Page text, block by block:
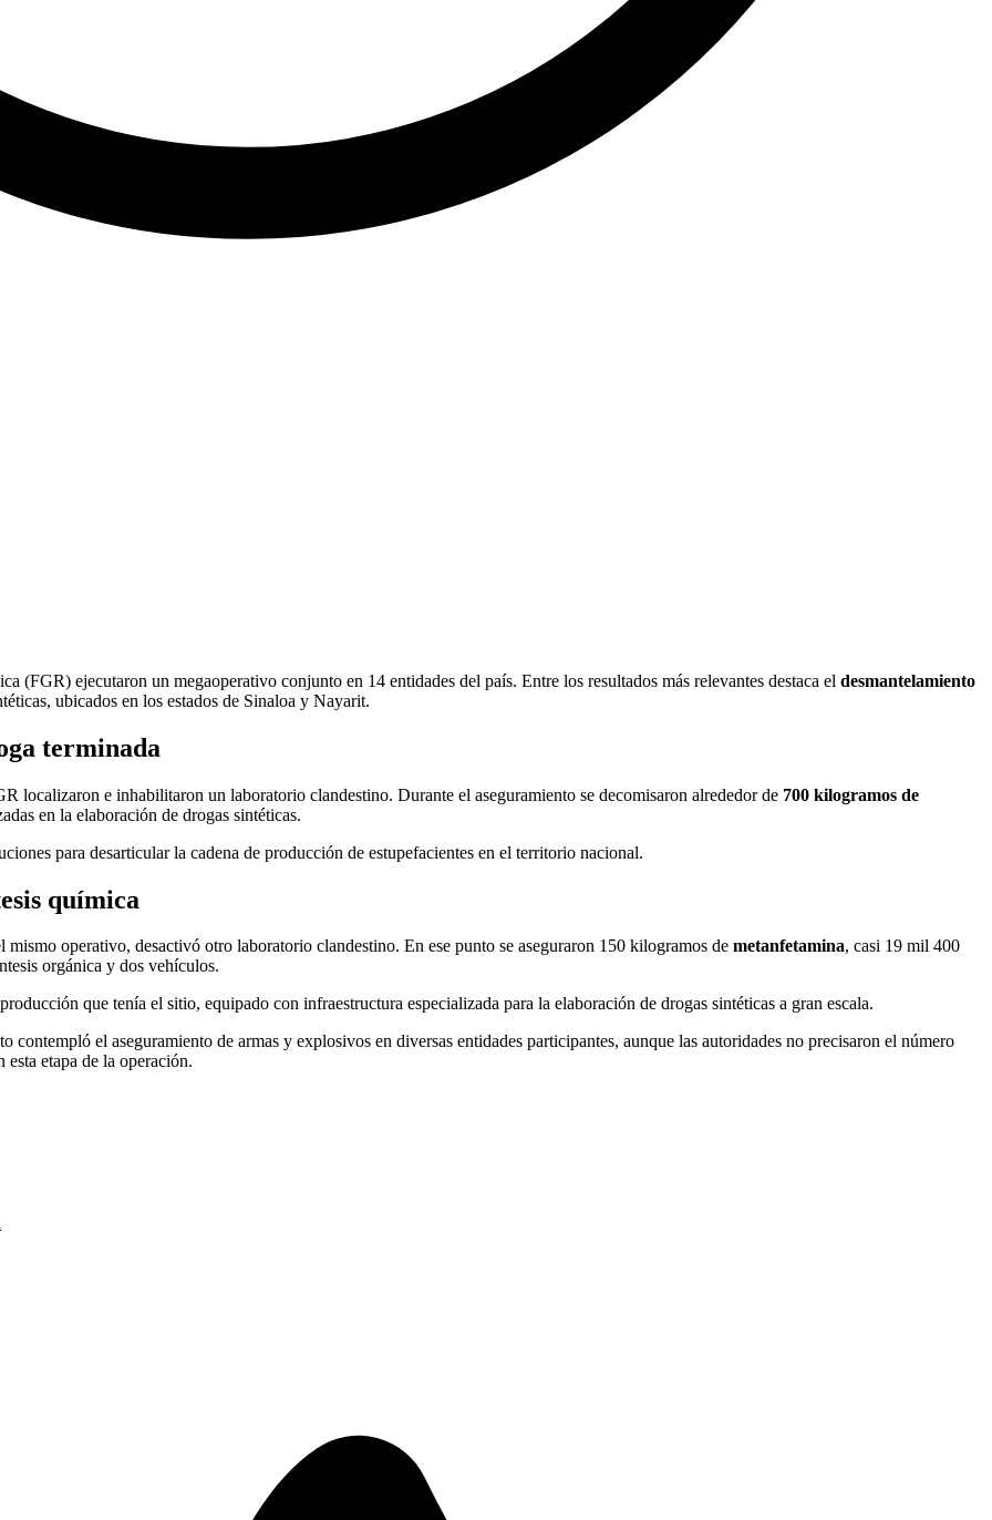
(FGR) ejecutaron un megaoperativo conjunto en 14 entidades del país. Entre los resultados más relevantes destaca el desmantelamiento
ubicados en los estados de Sinaloa y Nayarit.
terminada
localizaron e inhabilitaron un laboratorio clandestino. Durante el aseguramiento se decomisaron alrededor de 700 kilogramos de
en la elaboración de drogas sintéticas.
para desarticular la cadena de producción de estupefacientes en el territorio nacional.
química
operativo, desactivó otro laboratorio clandestino. En ese punto se aseguraron 150 kilogramos de metanfetamina, casi 19 mil 400
orgánica y dos vehículos.
que tenía el sitio, equipado con infraestructura especializada para la elaboración de drogas sintéticas a gran escala.
el aseguramiento de armas y explosivos en diversas entidades participantes, aunque las autoridades no precisaron el número
etapa de la operación.